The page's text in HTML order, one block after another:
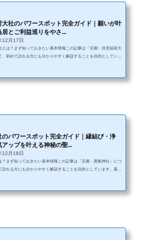
大社のパワースポット完全ガイド｜願いが叶
居とご利益巡りをやさ...
12月17日
とは？まず知っておきたい基本情報この記事は「京都・伏見稲荷大
、初めて訪れる方にも分かりやすく解説することを目的としていま
ースポットとして有名です。ご祭神は宇迦之御魂大神（うか...
のパワースポット完全ガイド｜縁結び・浄
アップを叶える神秘の聖...
12月18日
？まず知っておきたい基本情報この記事は「京都・貴船神社」につ
訪れる方にも分かりやすく解説することを目的としています。基本
性から高い人気を集めています。本宮・奥宮・結社（ゆい...